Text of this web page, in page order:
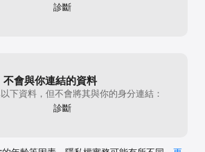
志的拖延症患者
我溫暖平和的存在。—— 陳鯨魚
專注放鬆、夜晚助眠冥想，現代人的一劑良
法和白噪音 app，這個的風格跟 muji to
診斷
不會與你連結的資料
下資料，但不會將其與你的身分連結：
診斷